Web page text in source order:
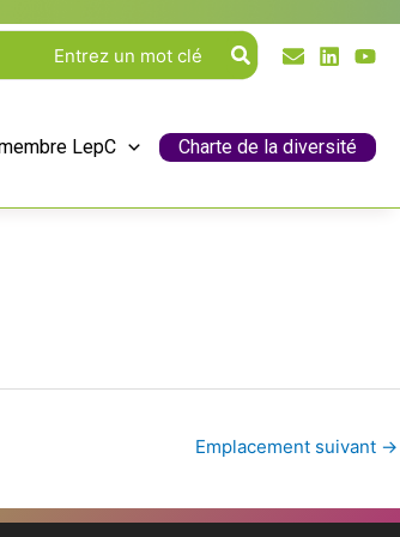
LepC Charte de la diversité
Emplacement suivant →